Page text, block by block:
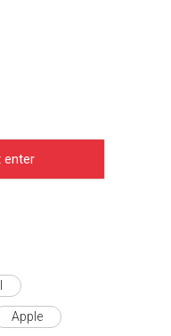
Apple